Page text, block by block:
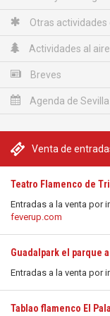
Otras actividades
Actividades al
Breves
Agenda de Sevilla
Venta de
Teatro Flamenco de
Entradas a la venta por
feverup.com
Guadalpark el parque
Entradas a la venta por
Tablao flamenco El